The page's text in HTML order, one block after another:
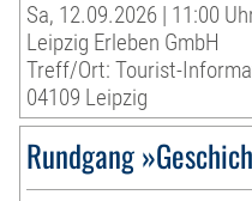
Sa, 12.09.2026 | 11:00
Leipzig Erleben GmbH
Treff/Ort: Tourist-
04109 Leipzig
Rundgang